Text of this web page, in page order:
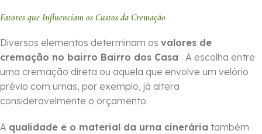
Fatores que Influenciam os Custos da Cremação
Diversos elementos determinam os valores de
cremação no bairro Bairro dos Casa . A escolha entre
uma cremação direta ou aquela que envolve um velório
prévio com urnas, por exemplo, já altera
consideravelmente o orçamento.
A qualidade e o material da urna cinerária também